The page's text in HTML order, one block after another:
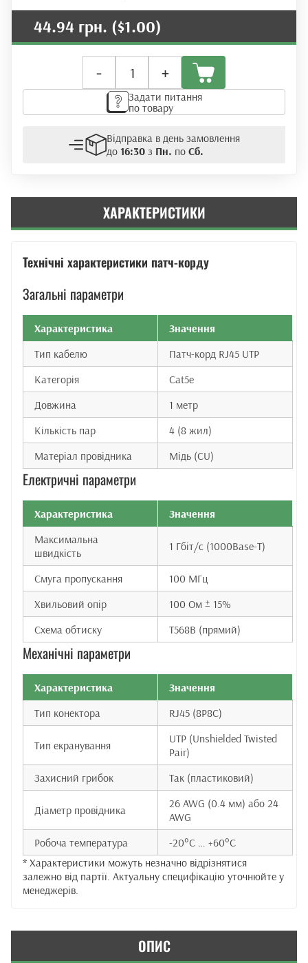
44.94 грн. ($1.00)
-
патч-
корд
RJ45
UTP
1Gbps
кількість
+
Задати питання
по товару
Відправка в день замовлення
до 16:30з Пн. по Сб.
ХАРАКТЕРИСТИКИ
Технічні характеристики патч-корду
Загальні параметри
Характеристика
Значення
Тип кабелю
Патч-корд RJ45 UTP
Категорія
Cat5e
Довжина
1 метр
Кількість пар
4 (8 жил)
Матеріал провідника
Мідь (CU)
Електричні параметри
Характеристика
Значення
Максимальна
швидкість
1 Гбіт/с (1000Base-T)
Смуга пропускання
100 МГц
Хвильовий опір
100 Ом ± 15%
Схема обтиску
T568B (прямий)
Механічні параметри
Характеристика
Значення
Тип конектора
RJ45 (8P8C)
Тип екранування
UTP (Unshielded Twisted
Pair)
Захисний грибок
Так (пластиковий)
Діаметр провідника
26 AWG (0.4 мм) або 24
AWG
Робоча температура
-20°C … +60°C
* Характеристики можуть незначно відрізнятися
залежно від партії. Актуальну специфікацію уточнюйте у
менеджерів.
ОПИС